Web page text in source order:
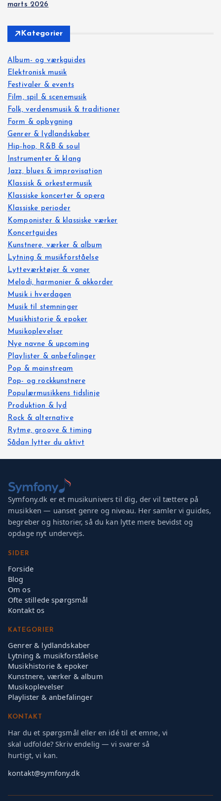
marts 2026
Kategorier
Album- og værkguides
Elektronisk musik
Festivaler & events
Film, spil & scenemusik
Folk, verdensmusik & traditioner
Form & opbygning
Genrer & lydlandskaber
Hip-hop, R&B & soul
Instrumenter & klang
Jazz, blues & improvisation
Klassisk & orkestermusik
Klassiske koncerter & opera
Klassiske perioder
Komponister & klassiske værker
Koncertguides
Kunstnere, værker & album
Lytning & musikforståelse
Lytteværktøjer & vaner
Melodi, harmonier & akkorder
Musik i hverdagen
Musik til stemninger
Musikhistorie & epoker
Musikoplevelser
Nye navne & upcoming
Playlister & anbefalinger
Pop & mainstream
Pop- og rockkunstnere
Populærmusikkens tidslinje
Produktion & lyd
Rock & alternative
Rytme, groove & timing
Sådan lytter du aktivt
Symfony.dk er et musikunivers til dig, der vil tættere på
musikken — uanset genre og niveau. Her samler vi guides,
begreber og historier, så du kan lytte mere bevidst og
opdage nyt undervejs.
SIDER
Forside
Blog
Om os
Ofte stillede spørgsmål
Kontakt os
KATEGORIER
Genrer & lydlandskaber
Lytning & musikforståelse
Musikhistorie & epoker
Kunstnere, værker & album
Musikoplevelser
Playlister & anbefalinger
KONTAKT
Har du et spørgsmål eller en idé til et emne, vi
skal udfolde? Skriv endelig — vi svarer så
hurtigt, vi kan.
kontakt@symfony.dk